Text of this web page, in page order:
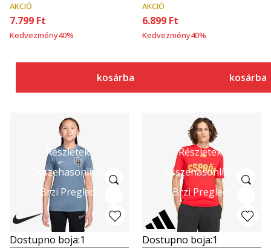
AKCIÓ
7.799 Ft
Kedvezmény40%
kosárba
AKCIÓ
6.899 Ft
Kedvezmény40%
kosárba
Részletek
Összehasonlítás
Brzi Pregled
Dostupno boja:1
Részletek
Összehasonlítás
Brzi Pregled
Dostupno boja:1